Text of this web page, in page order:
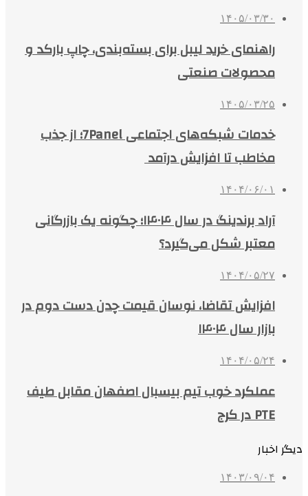
۱۴۰۵/۰۳/۳۰
راهنمای خرید لیبل برای بسته‌بندی، چاپ بارکد و
محصولات صنعتی
۱۴۰۵/۰۳/۲۵
خدمات شبکه‌های اجتماعی 7Panel؛ از جذب
مخاطب تا افزایش درآمد
۱۴۰۴/۰۶/۰۱
آراد برندینگ در سال ۱۴۰۴؛ چگونه یک بازرگانی
معتبر شکل می‌گیرد؟
۱۴۰۴/۰۵/۲۷
افزایش تقاضا، نوسان قیمت چدن دست دوم در
بازار سال ۱۴۰۴
۱۴۰۴/۰۵/۲۴
عملکرد خوب تیم بیسبال اصفهان مقابل طیف
PTE در کرج
دیگر اخبار
۱۴۰۳/۰۹/۰۴